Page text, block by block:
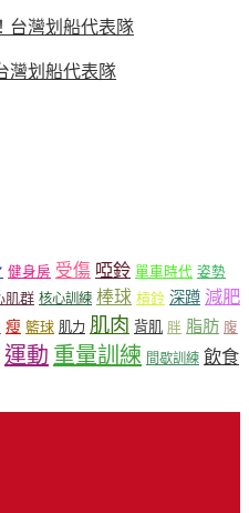
灣划船代表隊
健身房 受傷 啞鈴 單車時代 姿勢
肌群 核心訓練 棒球 槓鈴 深蹲 減肥
瘦 籃球 肌力 肌肉 背肌 胖 脂肪 腹
運動 重量訓練 間歇訓練 飲食